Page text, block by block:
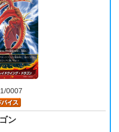
0007
ン